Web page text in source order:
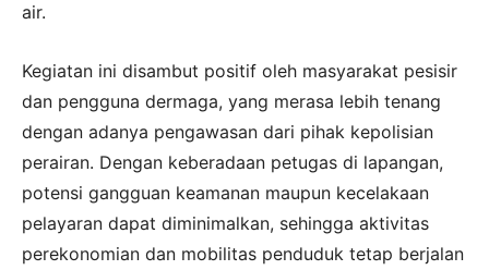
air.
Kegiatan ini disambut positif oleh masyarakat pesisir
dan pengguna dermaga, yang merasa lebih tenang
dengan adanya pengawasan dari pihak kepolisian
perairan. Dengan keberadaan petugas di lapangan,
potensi gangguan keamanan maupun kecelakaan
pelayaran dapat diminimalkan, sehingga aktivitas
perekonomian dan mobilitas penduduk tetap berjalan